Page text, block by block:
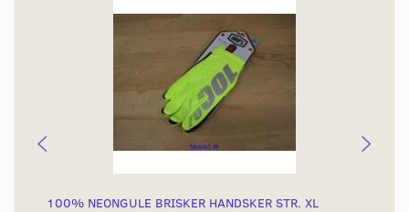
100% NEONGULE BRISKER HANDSKER STR. XL